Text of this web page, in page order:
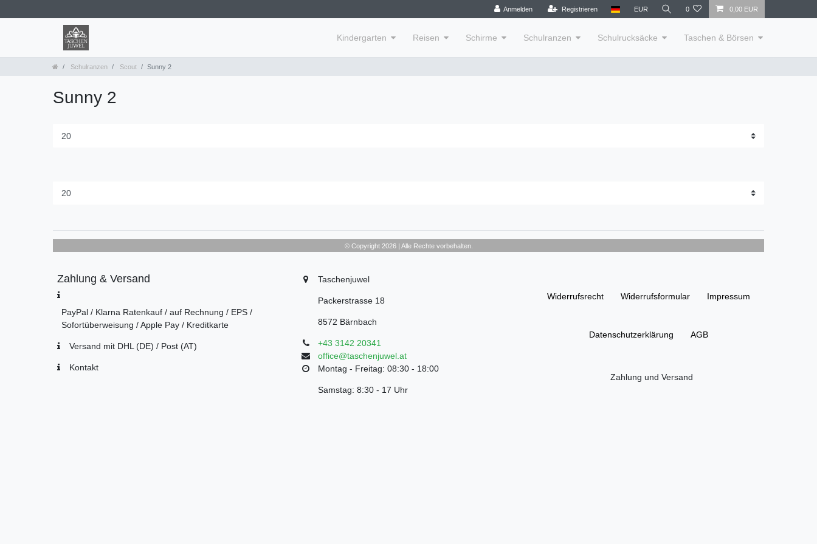
Anmelden Registrieren EUR 0 0,00 EUR
Kindergarten Reisen Schirme Schulranzen Schulrucksäcke Taschen & Börsen
Schulranzen Scout Sunny 2
Sunny 2
© Copyright 2026 | Alle Rechte vorbehalten.
Zahlung & Versand
PayPal / Klarna Ratenkauf / auf Rechnung / EPS /
Sofortüberweisung / Apple Pay / Kreditkarte
Versand mit DHL (DE) / Post (AT)
Kontakt
Taschenjuwel
Packerstrasse 18
8572 Bärnbach
+43 3142 20341
office@taschenjuwel.at
Montag - Freitag: 08:30 - 18:00
Samstag: 8:30 - 17 Uhr
Widerrufs­recht Widerrufs­formular Impressum
Daten­schutz­erklärung AGB
Zahlung und Versand